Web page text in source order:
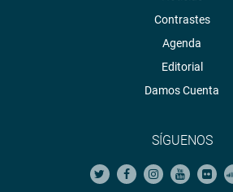
Contrastes
Agenda
Editorial
Damos Cuenta
SÍGUENOS